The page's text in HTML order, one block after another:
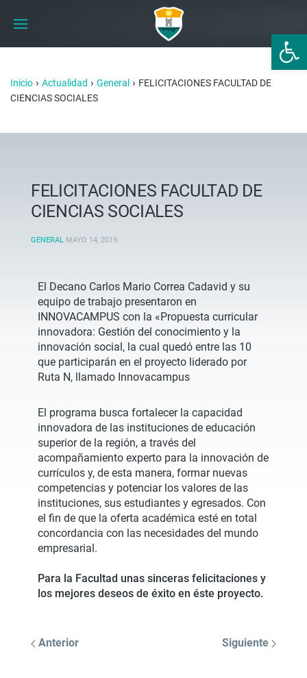
Abrir
Inicio › Actualidad › General › FELICITACIONES FACULTAD DE
CIENCIAS SOCIALES
FELICITACIONES FACULTAD DE
CIENCIAS SOCIALES
GENERAL MAYO 14, 2019.
El Decano Carlos Mario Correa Cadavid y su
equipo de trabajo presentaron en
INNOVACAMPUS con la «Propuesta curricular
innovadora: Gestión del conocimiento y la
innovación social, la cual quedó entre las 10
que participarán en el proyecto liderado por
Ruta N, llamado Innovacampus
El programa busca fortalecer la capacidad
innovadora de las instituciones de educación
superior de la región, a través del
acompañamiento experto para la innovación de
currículos y, de esta manera, formar nuevas
competencias y potenciar los valores de las
instituciones, sus estudiantes y egresados. Con
el fin de que la oferta académica esté en total
concordancia con las necesidades del mundo
empresarial.
Para la Facultad unas sinceras felicitaciones y
los mejores deseos de éxito en éste proyecto.
Anterior Siguiente